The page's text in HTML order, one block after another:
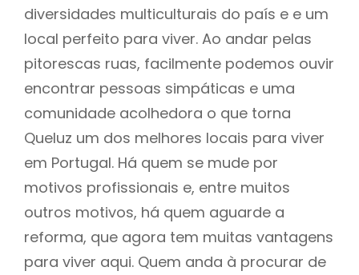
diversidades multiculturais do país e e um
local perfeito para viver. Ao andar pelas
pitorescas ruas, facilmente podemos ouvir
encontrar pessoas simpáticas e uma
comunidade acolhedora o que torna
Queluz um dos melhores locais para viver
em Portugal. Há quem se mude por
motivos profissionais e, entre muitos
outros motivos, há quem aguarde a
reforma, que agora tem muitas vantagens
para viver aqui. Quem anda à procurar de